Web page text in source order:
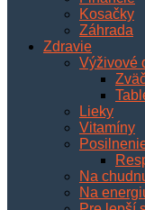
Kosačky
Záhrada
Zdravie
Výživové
Lieky
Vitamíny
Na
Na